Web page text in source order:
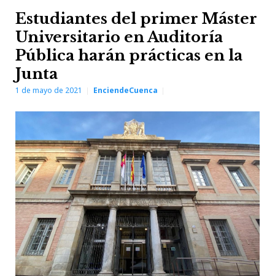
Estudiantes del primer Máster
Universitario en Auditoría
Pública harán prácticas en la
Junta
1 de mayo de 2021 EnciendeCuenca